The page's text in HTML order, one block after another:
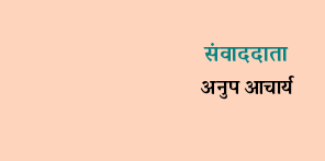
संवाददाता
अनुप आचार्य